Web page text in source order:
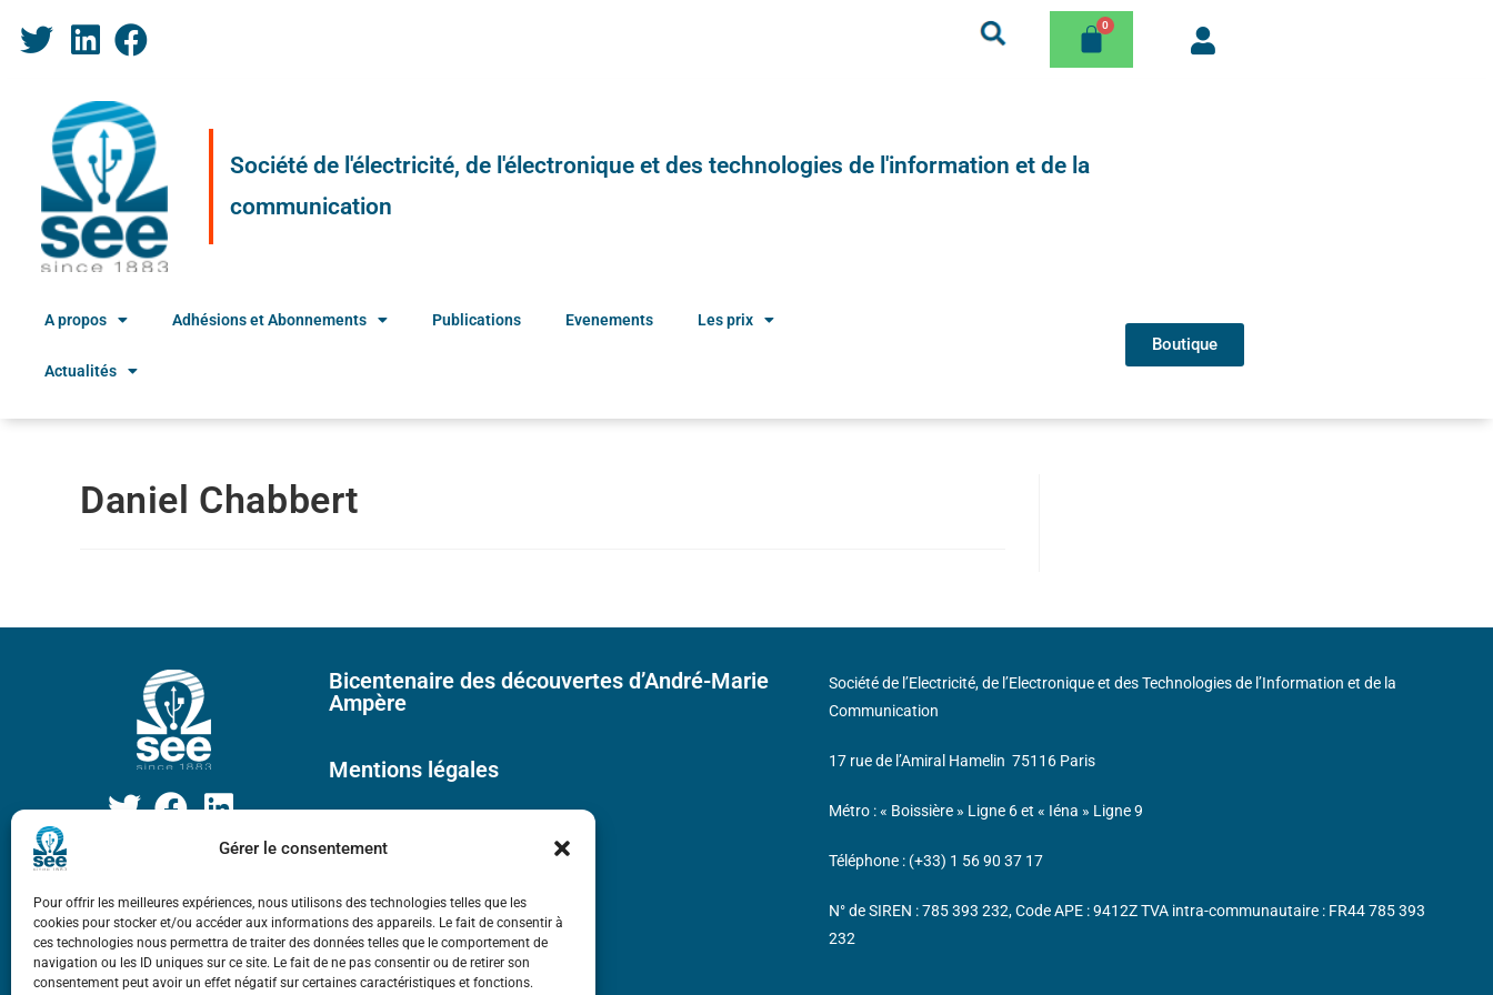
Gérer le consentement
Pour offrir les meilleures expériences, nous utilisons des technologies telles que les
cookies pour stocker et/ou accéder aux informations des appareils. Le fait de consentir à
ces technologies nous permettra de traiter des données telles que le comportement de
navigation ou les ID uniques sur ce site. Le fait de ne pas consentir ou de retirer son
consentement peut avoir un effet négatif sur certaines caractéristiques et fonctions.
Société de l'électricité, de l'électronique et des technologies de l'information et de la
communication
A propos Adhésions et Abonnements Publications Evenements Les prix
Actualités
Boutique
Daniel Chabbert
Bicentenaire des découvertes d’André-Marie
Ampère
Mentions légales
Société de l’Electricité, de l’Electronique et des Technologies de l’Information et de la
Communication
17 rue de l’Amiral Hamelin 75116 Paris
Métro : « Boissière » Ligne 6 et « Iéna » Ligne 9
Téléphone : (+33) 1 56 90 37 17
N° de SIREN : 785 393 232, Code APE : 9412Z TVA intra-communautaire : FR44 785 393
232